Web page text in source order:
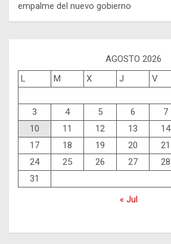
empalme del nuevo gobierno
AGOSTO 2026
L
M X J V
3
4 5 6 7
10
11 12 13 14
17
18 19 20 21
24
25 26 27 28
31
« Jul